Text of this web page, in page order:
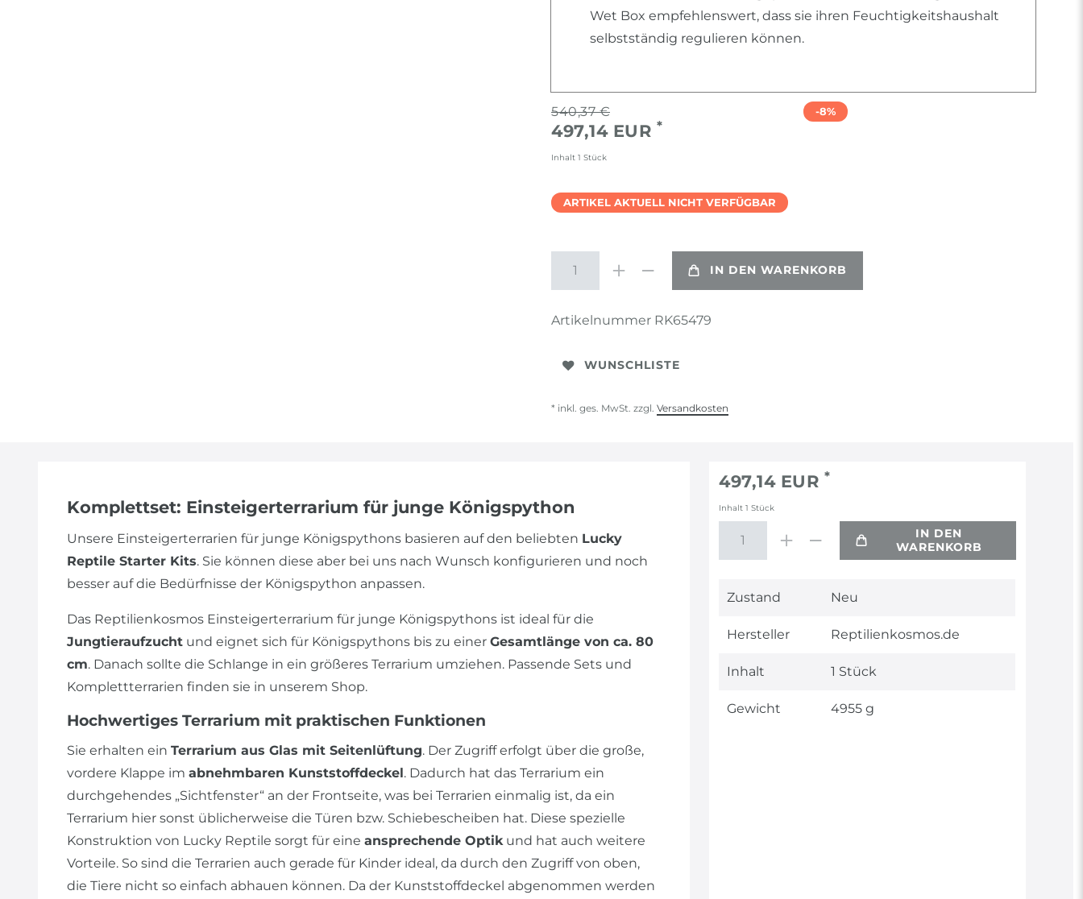
Wet Box empfehlenswert, dass sie ihren Feuchtigkeitshaushalt
selbstständig regulieren können.
540,37 €
497,14 EUR *
Inhalt 1 Stück
-8%
ARTIKEL AKTUELL NICHT VERFÜGBAR
IN DEN WARENKORB
Artikelnummer RK65479
WUNSCHLISTE
* inkl. ges. MwSt. zzgl. Versandkosten
Komplettset: Einsteigerterrarium für junge Königspython
Unsere Einsteigerterrarien für junge Königspythons basieren auf den beliebten Lucky
Reptile Starter Kits. Sie können diese aber bei uns nach Wunsch konfigurieren und noch
besser auf die Bedürfnisse der Königspython anpassen.
Das Reptilienkosmos Einsteigerterrarium für junge Königspythons ist ideal für die
Jungtieraufzucht und eignet sich für Königspythons bis zu einer Gesamtlänge von ca. 80
cm. Danach sollte die Schlange in ein größeres Terrarium umziehen. Passende Sets und
Komplettterrarien finden sie in unserem Shop.
Hochwertiges Terrarium mit praktischen Funktionen
Sie erhalten ein Terrarium aus Glas mit Seitenlüftung. Der Zugriff erfolgt über die große,
vordere Klappe im abnehmbaren Kunststoffdeckel. Dadurch hat das Terrarium ein
durchgehendes „Sichtfenster“ an der Frontseite, was bei Terrarien einmalig ist, da ein
Terrarium hier sonst üblicherweise die Türen bzw. Schiebescheiben hat. Diese spezielle
Konstruktion von Lucky Reptile sorgt für eine ansprechende Optikund hat auch weitere
Vorteile. So sind die Terrarien auch gerade für Kinder ideal, da durch den Zugriff von oben,
die Tiere nicht so einfach abhauen können. Da der Kunststoffdeckel abgenommen werden
497,14 EUR *
Inhalt1Stück
IN DEN
WARENKORB
Technisches
Wert
Zustand Neu
Hersteller Reptilienkosmos.de
Inhalt 1 Stück
Gewicht 4955 g